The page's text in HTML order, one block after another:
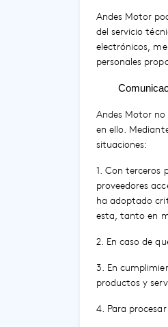
Andes Motor
del servicio
electrónicos,
personales
Andes Motor
en ello.
situaciones:
1. Con terceros
proveedores
ha adoptado
esta, tanto en
2. En caso de
3. En
productos y
4. Para